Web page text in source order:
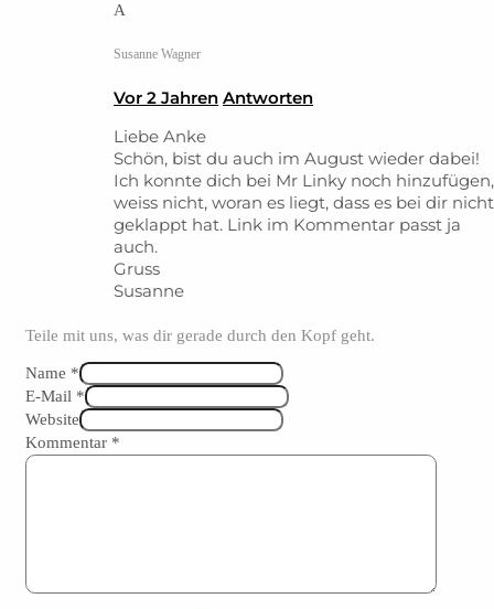
A
Susanne Wagner
Vor 2 Jahren Antworten
Liebe Anke
Schön, bist du auch im August wieder dabei!
Ich konnte dich bei Mr Linky noch hinzufügen,
weiss nicht, woran es liegt, dass es bei dir nicht
geklappt hat. Link im Kommentar passt ja
auch.
Gruss
Susanne
Teile mit uns, was dir gerade durch den Kopf geht.
Name *
E-Mail *
Website
Kommentar *